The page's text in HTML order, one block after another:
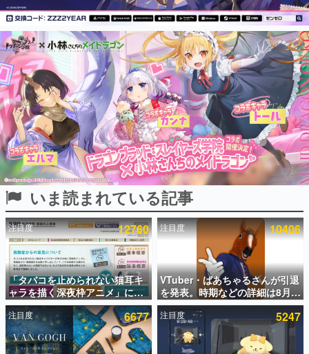
ピックアップ
電ファミのいま読まれている記事ランキング
アプリセール情報
インタビュー
連載・特集一覧
殿堂入り記事
SNS拡散数が数千以上！ ページビュー数万以上！ などな
ど。多くの人々に読まれた、電ファミ渾身の“殿堂入り”記
事をまとめました。
ゲームの企画書
名作ゲームクリエイターの方々に製作時のエピソードをお
聞きし、ヒットする企画（ゲーム）とは何か？を探ってい
きます。
赫本
この物語を解いてはいけない。『赫本』は、〈試験問題〉
の形をした短編ホラー小説集です。
いま読まれている記事
注目度 12760
「タバコを止められない猫耳キ
ャラを描く深夜枠アニメ」に視
聴者の一部から批判意見。違法
薬物の使用と思しき描写も含め
て、BPOが議論を交わす
注目度 10406
VTuber・ばあちゃるさんが引退
を発表。時期などの詳細は8月9
日15時からの配信で説明
注目度 6677 注目度 5247